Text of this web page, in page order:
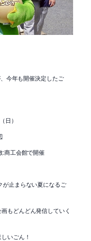
今年も開催決定したご
日）
商工会館で開催
が止まらない夏になるご
もどんどん発信していく
いごん！